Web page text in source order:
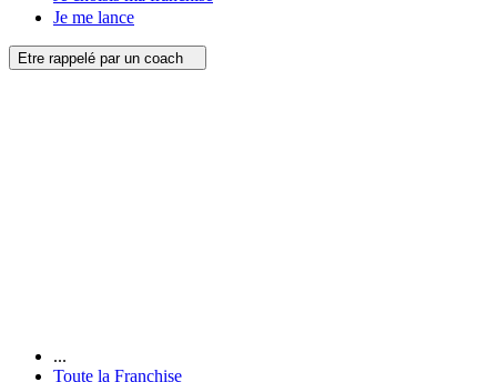
Je me lance
Etre rappelé par un coach
...
Toute la Franchise